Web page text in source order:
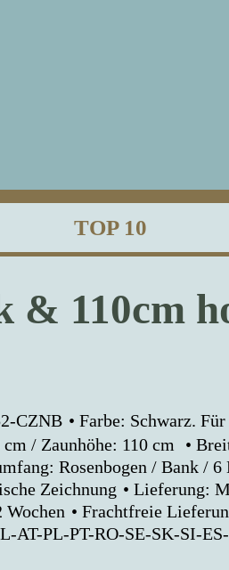
TOP 10
110cm
CZNB
Farbe: Schwarz. Für
/ Zaunhöhe: 110 cm
Rosenbogen / Bank / 6
Zeichnung
Lieferung:
Frachtfreie
AT-PL-PT-RO-SE-SK-SI-